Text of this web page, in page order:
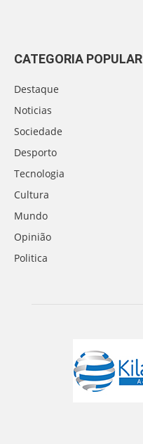
CATEGORIA POPULAR
Destaque
Noticias
Sociedade
Desporto
Tecnologia
Cultura
Mundo
Opinião
Politica